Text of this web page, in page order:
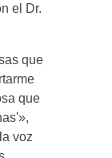
el Dr.
que
que
voz